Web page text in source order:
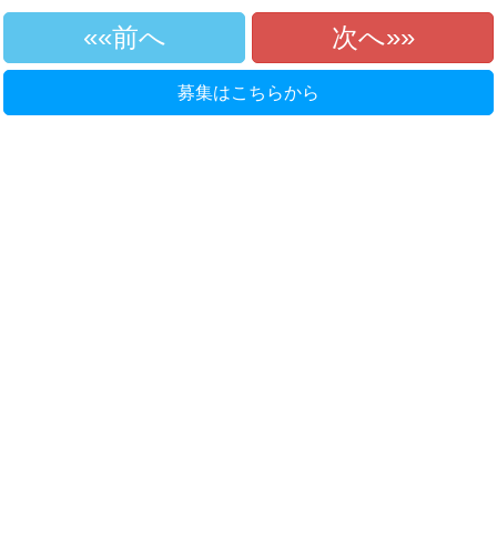
«前へ 次へ»
募集はこちらから